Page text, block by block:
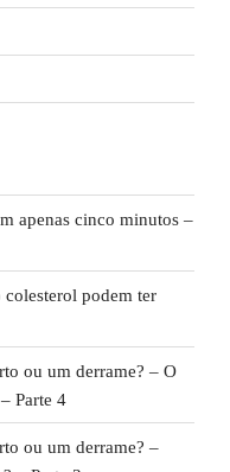
apenas cinco minutos –
colesterol podem ter
ou um derrame? – O
Parte 4
ou um derrame? –